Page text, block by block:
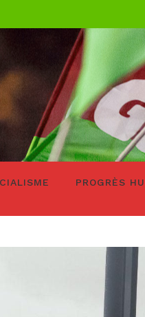
PROGRÈS